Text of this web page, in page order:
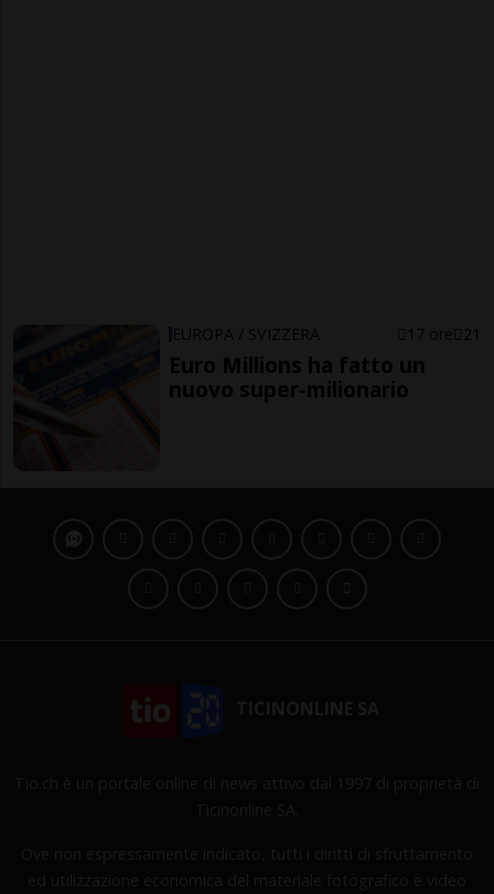
EUROPA / SVIZZERA 17 ore 21
Euro Millions ha fatto un
nuovo super-milionario